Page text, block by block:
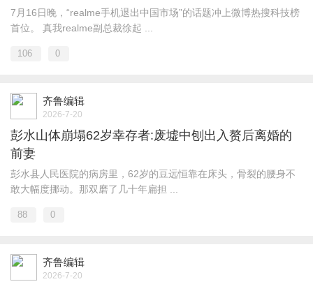
7月16日晚，“realme手机退出中国市场”的话题冲上微博热搜科技榜
首位。 真我realme副总裁徐起 ...
106 0
齐鲁编辑
2026-7-20
彭水山体崩塌62岁幸存者:废墟中刨出入赘后离婚的
前妻
彭水县人民医院的病房里，62岁的豆远恒靠在床头，骨裂的腰身不
敢大幅度挪动。那双磨了几十年扁担 ...
88 0
齐鲁编辑
2026-7-20